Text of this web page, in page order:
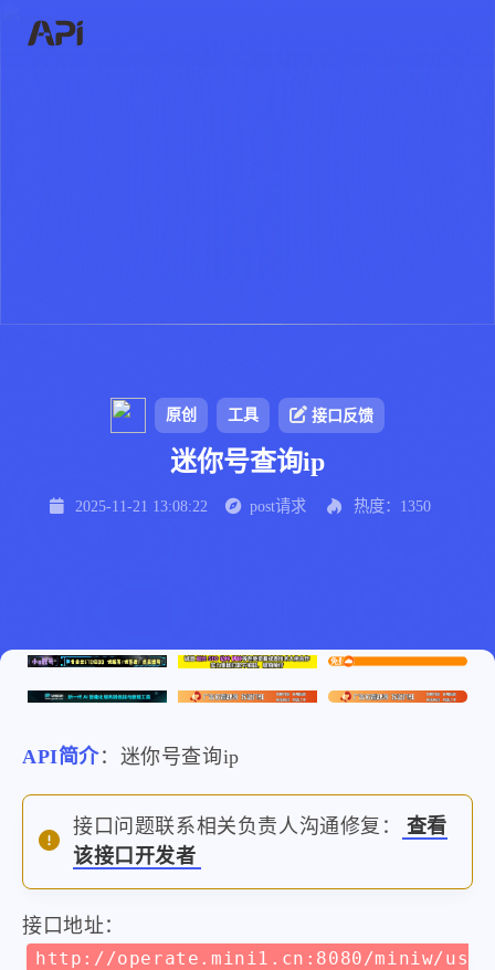
原创 工具 接口反馈
迷你号查询ip
2025-11-21 13:08:22 post请求 热度：1350
API简介：迷你号查询ip
接口问题联系相关负责人沟通修复：
查看
该接口开发者
接口地址：
http://operate.mini1.cn:8080/miniw/us